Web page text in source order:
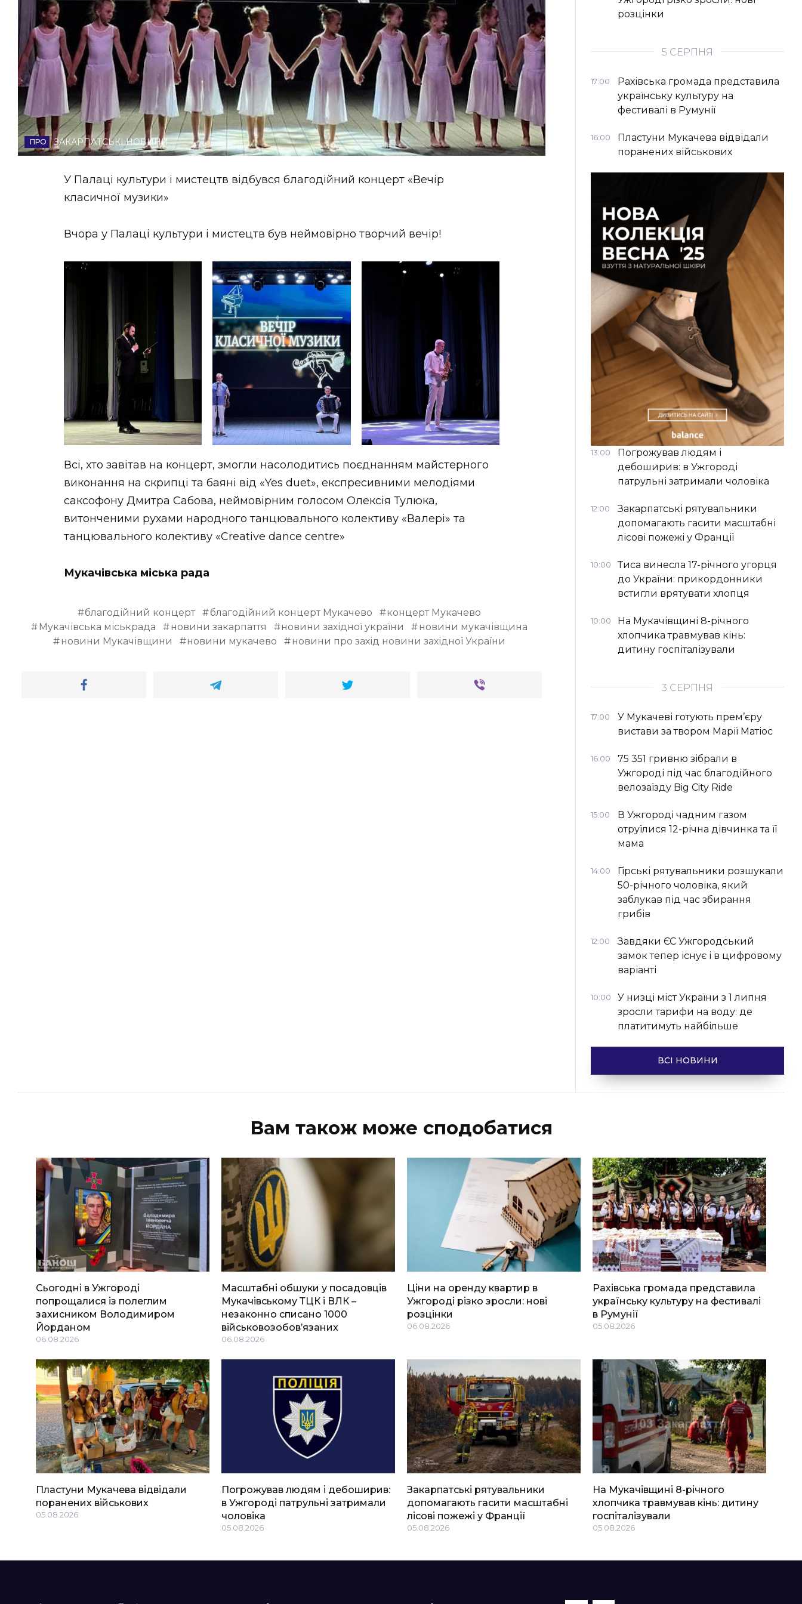
НОВИНИ ЗАХІДНОЇ УКРАЇНИ
ФОТО
ВІДЕОЗАКАРПАТСЬКІ НОВИНИ
У Палаці культури і мистецтв відбувся благодійний концерт «Вечір
класичної музики»
Вчора у Палаці культури і мистецтв був неймовірно творчий вечір!
Всі, хто завітав на концерт, змогли насолодитись поєднанням майстерного
виконання на скрипці та баяні від «Yes duet», експресивними мелодіями
саксофону Дмитра Сабова, неймовірним голосом Олексія Тулюка,
витонченими рухами народного танцювального колективу «Валері» та
танцювального колективу «Creative dance centre»
Мукачівська міська рада
благодійний концерт благодійний концерт Мукачево
концерт Мукачево
Мукачівська міськрада
новини закарпаття новини західної україни
новини мукачівщина
новини Мукачівщини
новини мукачево новини про захід новини західної України
розцінки
5 СЕРПНЯ
17:00
Рахівська громада представила
українську культуру на
фестивалі в Румунії
16:00
Пластуни Мукачева відвідали
поранених військових
13:00
Погрожував людям і
дебоширив: в Ужгороді
патрульні затримали чоловіка
12:00
Закарпатські рятувальники
допомагають гасити масштабні
лісові пожежі у Франції
10:00
Тиса винесла 17-річного угорця
до України: прикордонники
встигли врятувати хлопця
10:00
На Мукачівщині 8-річного
хлопчика травмував кінь:
дитину госпіталізували
3 СЕРПНЯ
17:00
У Мукачеві готують прем’єру
вистави за твором Марії Матіос
16:00
75 351 гривню зібрали в
Ужгороді під час благодійного
велозаїзду Big Сity Ride
15:00
В Ужгороді чадним газом
отруїлися 12-річна дівчинка та її
мама
14:00
Гірські рятувальники розшукали
50-річного чоловіка, який
заблукав під час збирання
грибів
12:00
Завдяки ЄС Ужгородський
замок тепер існує і в цифровому
варіанті
10:00
У низці міст України з 1 липня
зросли тарифи на воду: де
платитимуть найбільше
ВСІ НОВИНИ
Вам також може сподобатися
Сьогодні в Ужгороді
попрощалися із полеглим
захисником Володимиром
Йорданом
06.08.2026
Масштабні обшуки у посадовців
Мукачівському ТЦК і ВЛК –
незаконно списано 1000
військовозобов’язаних
06.08.2026
Ціни на оренду квартир в
Ужгороді різко зросли: нові
розцінки
06.08.2026
Рахівська громада представила
українську культуру на фестивалі
в Румунії
05.08.2026
Пластуни Мукачева відвідали
поранених військових
05.08.2026
Погрожував людям і дебоширив:
в Ужгороді патрульні затримали
чоловіка
05.08.2026
Закарпатські рятувальники
допомагають гасити масштабні
лісові пожежі у Франції
05.08.2026
На Мукачівщині 8-річного
хлопчика травмував кінь: дитину
госпіталізували
05.08.2026